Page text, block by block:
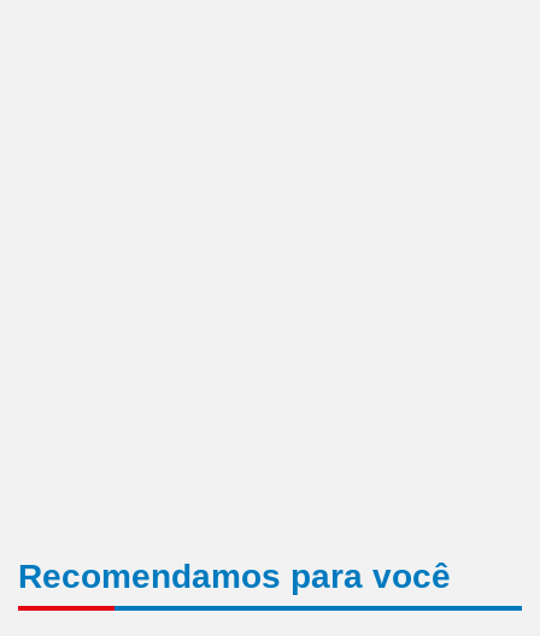
Recomendamos para você